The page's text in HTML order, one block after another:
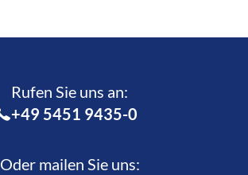
Rufen Sie uns an:­
+49 5451 9435-0
Oder mailen Sie uns: